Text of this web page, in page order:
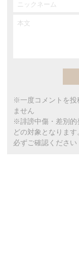
※一度コメントを投
ません
※誹謗中傷・差別的
どの対象となりま
必ずご確認ください